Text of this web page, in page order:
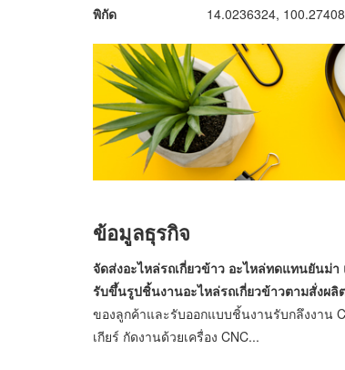
พิกัด 14.0236324,
ข้อมูลธุรกิจ
จัดส่งอะไหล่รถเกี่ยวข้าว อะไหล่ทดแทนยันม่
รับขึ้นรูปชิ้นงานอะไหล่รถเกี่ยวข้าวตามสั่งผลิ
ของลูกค้าและรับออกแบบชิ้นงานรับกลึงงาน
เกียร์ กัดงานด้วยเครื่อง CNC...